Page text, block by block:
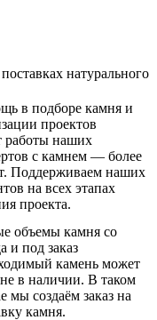
натурального
в подборе камня и
проектов
наших
с камнем — более
Поддерживаем наших
на всех этапах
проекта.
объемы камня со
и под заказ
камень может
в наличии. В таком
мы создаём заказ на
камня.